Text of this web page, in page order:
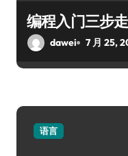
编程入门三步
dawei 7 月 25,
语言